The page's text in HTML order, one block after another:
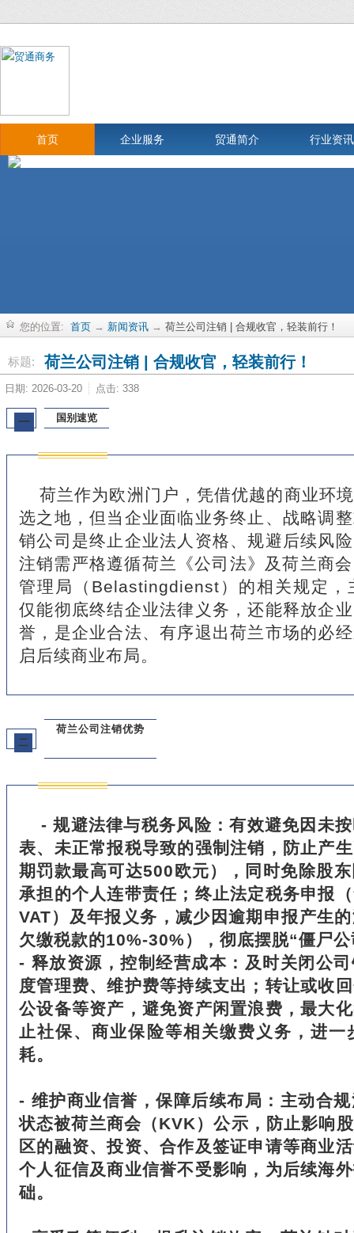
首页 企业服务 贸通简介 行业资讯
您的位置: 首页 → 新闻资讯 → 荷兰公司注销 | 合规收官，轻装前行！
标题: 荷兰公司注销 | 合规收官，轻装前行！
日期: 2026-03-20 点击: 338
一 国别速览
荷兰作为欧洲门户，凭借优越的商业环
选之地，但当企业面临业务终止、战略调
销公司是终止企业法人资格、规避后续风
注销需严格遵循荷兰《公司法》及荷兰商
管理局（Belastingdienst）的相关规定，
仅能彻底终结企业法律义务，还能释放企
誉，是企业合法、有序退出荷兰市场的必
启后续商业布局。
二
荷兰公司注销优势
- 规避法律与税务风险：有效避免因未
表、未正常报税导致的强制注销，防止产
期罚款最高可达500欧元），同时免除股
承担的个人连带责任；终止法定税务申报
VAT）及年报义务，减少因逾期申报产生
欠缴税款的10%-30%），彻底摆脱“僵尸
- 释放资源，控制经营成本：及时关闭公
度管理费、维护费等持续支出；转让或收
公设备等资产，避免资产闲置浪费，最大
止社保、商业保险等相关缴费义务，进
耗。
- 维护商业信誉，保障后续布局：主动合
状态被荷兰商会（KVK）公示，防止影响
区的融资、投资、合作及签证申请等商业
个人征信及商业信誉不受影响，为后续海
础。